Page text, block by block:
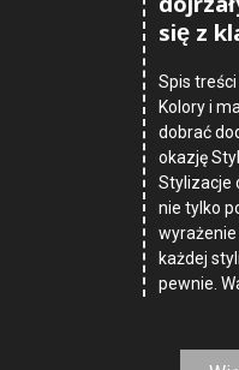
się z
Spis
Kolory i
dobrać
okazję
Stylizacje
nie tylko
wyrażenie
każdej
pewnie.